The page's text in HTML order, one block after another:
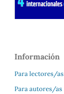
Información
Para lectores/as
Para autores/as